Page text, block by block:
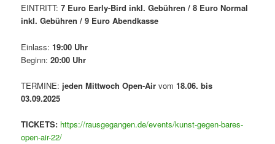
EINTRITT:7 Euro Early-Bird inkl. Gebühren / 8 Euro Normal
inkl. Gebühren / 9 Euro Abendkasse
Einlass:19:00 Uhr
Beginn:20:00 Uhr
TERMINE: jeden Mittwoch Open-Air vom18.06. bis
03.09.2025
TICKETS: https://rausgegangen.de/events/kunst-gegen-bares-
open-air-22/